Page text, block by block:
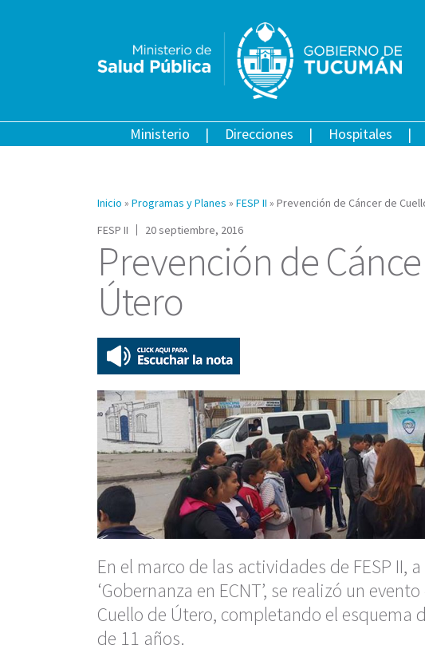
Ministerio Direcciones Hospitales
Inicio » Programas y Planes » FESP II » Prevención de Cáncer de
FESP II
20 septiembre, 2016
Prevención de
Útero
En el marco de las actividades de FESP II,
‘Gobernanza en ECNT’, se realizó un
Cuello de Útero, completando el esquema
de 11 años.